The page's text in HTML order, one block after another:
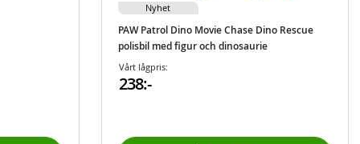
PAW Patrol Dino Movie Chase Dino Rescue
polisbil med figur och dinosaurie
Vårt lågpris:
238:-
Nyhet